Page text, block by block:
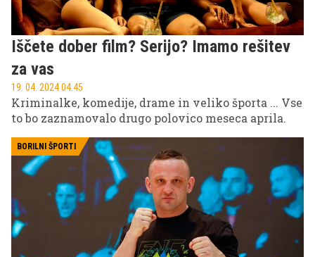
Iščete dober film? Serijo? Imamo rešitev
za vas
19. 04. 2024 04.45
Kriminalke, komedije, drame in veliko športa ... Vse
to bo zaznamovalo drugo polovico meseca aprila.
BORILNI ŠPORTI